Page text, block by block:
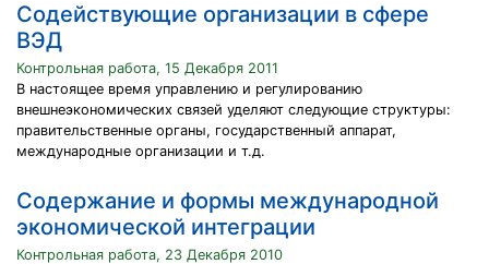
Содействующие организации в сфере
ВЭД
Контрольная работа, 15 Декабря 2011
В настоящее время управлению и регулированию
внешнеэкономических связей уделяют следующие структуры:
правительственные органы, государственный аппарат,
международные организации и т.д.
Содержание и формы международной
экономической интеграции
Контрольная работа, 23 Декабря 2010